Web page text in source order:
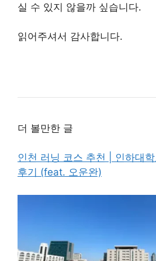
실 수 있지 않을까 싶습니다.
읽어주셔서 감사합니다.
더 볼만한 글
인천 러닝 코스 추천 | 인하대
후기 (feat. 오운완)